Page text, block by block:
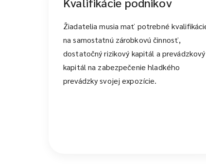
Žiadatelia musia mať potrebné
na samostatnú zárobkovú činnosť,
dostatočný rizikový kapitál a prevádzkový
kapitál na zabezpečenie hladkého
prevádzky svojej expozície.